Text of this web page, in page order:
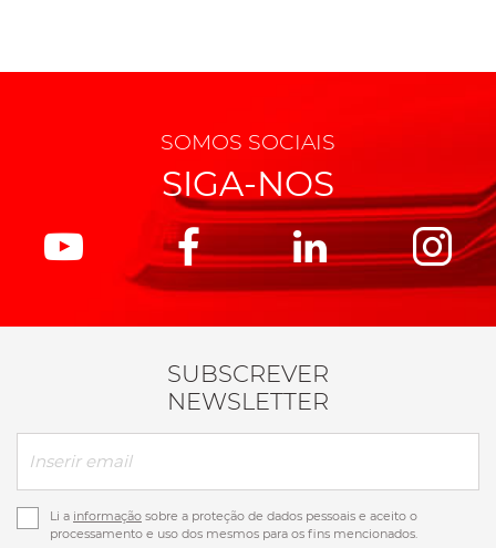
SOMOS SOCIAIS
SIGA-NOS
SUBSCREVER
NEWSLETTER
Li a informação sobre a proteção de dados pessoais e aceito o
processamento e uso dos mesmos para os fins mencionados.